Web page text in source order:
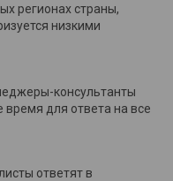
регионах страны,
низкими
консультанты
время для ответа на все
ответят в